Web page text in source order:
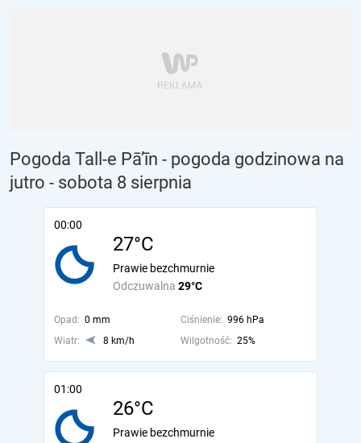
Pogoda Tall-e Pā’īn - pogoda godzinowa na
jutro - sobota 8 sierpnia
00:00
27°C
Odczuwalna 29°C
Prawie bezchmurnie
Opad: 0 mm Ciśnienie: 996 hPa
Wiatr:
8 km/h Wilgotność: 25%
01:00
26°C
Prawie bezchmurnie